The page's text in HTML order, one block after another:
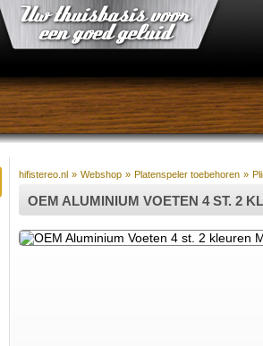
hifistereo.nl » Webshop » Platenspeler toebehoren »
OEM ALUMINIUM VOETEN 4 ST. 2